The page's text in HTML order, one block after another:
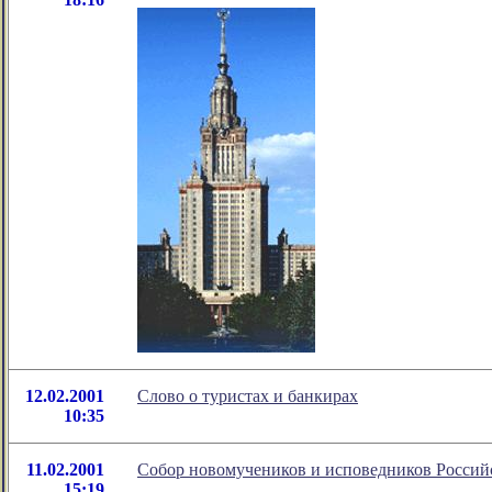
12.02.2001
10:35
Cлово о туристах и банкирах
11.02.2001
Собор новомучеников и исповедников